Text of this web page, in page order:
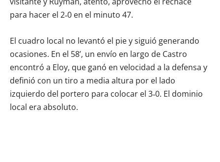
para hacer el 2‑0 en el minuto 47.
El cuadro local no levantó el pie y siguió generando
ocasiones. En el 58’, un envío en largo de Castro
encontró a Eloy, que ganó en velocidad a la defensa y
definió con un tiro a media altura por el lado
izquierdo del portero para colocar el 3‑0. El dominio
local era absoluto.